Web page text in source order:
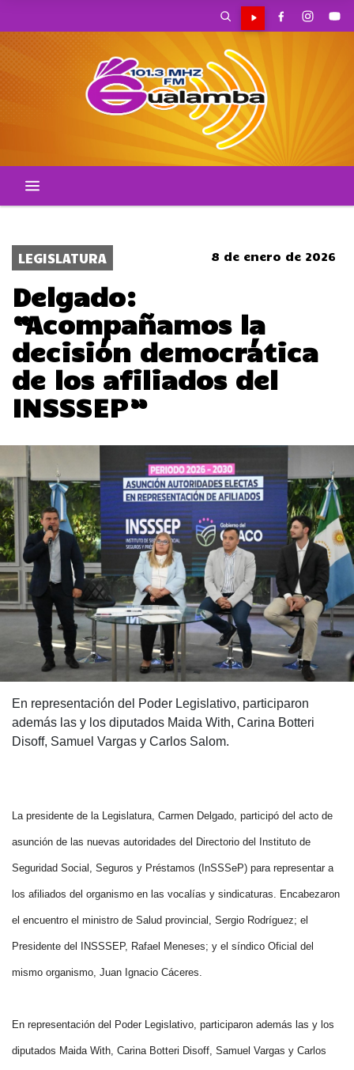
LEGISLATURA 8 de enero de 2026
Delgado:
“Acompañamos la
decisión democrática
de los afiliados del
INSSSEP”
En representación del Poder Legislativo, participaron
además las y los diputados Maida With, Carina Botteri
Disoff, Samuel Vargas y Carlos Salom.
La presidente de la Legislatura, Carmen Delgado, participó del acto de
asunción de las nuevas autoridades del Directorio del Instituto de
Seguridad Social, Seguros y Préstamos (InSSSeP) para representar a
los afiliados del organismo en las vocalías y sindicaturas. Encabezaron
el encuentro el ministro de Salud provincial, Sergio Rodríguez; el
Presidente del INSSSEP, Rafael Meneses; y el síndico Oficial del
mismo organismo, Juan Ignacio Cáceres.
En representación del Poder Legislativo, participaron además las y los
diputados Maida With, Carina Botteri Disoff, Samuel Vargas y Carlos